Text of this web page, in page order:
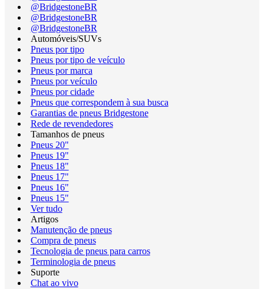
@BridgestoneBR
@BridgestoneBR
@BridgestoneBR
Automóveis/SUVs
Pneus por tipo
Pneus por tipo de veículo
Pneus por marca
Pneus por veículo
Pneus por cidade
Pneus que correspondem à sua busca
Garantias de pneus Bridgestone
Rede de revendedores
Tamanhos de pneus
Pneus 20"
Pneus 19"
Pneus 18"
Pneus 17"
Pneus 16"
Pneus 15"
Ver tudo
Artigos
Manutenção de pneus
Compra de pneus
Tecnologia de pneus para carros
Terminologia de pneus
Suporte
Chat ao vivo